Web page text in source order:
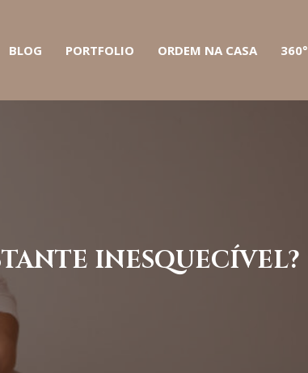
BLOG PORTFOLIO ORDEM NA CASA 360°
INESQUECÍVEL?